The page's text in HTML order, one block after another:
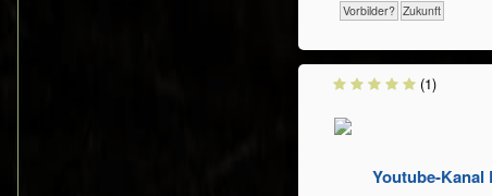
​​Vorbilder? ​Zukunft
Youtube-
(1)